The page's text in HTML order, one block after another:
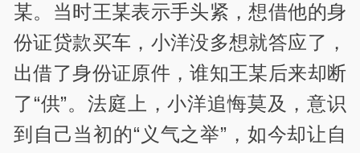
某。当时王某表示手头紧，想借他的身
份证贷款买车，小洋没多想就答应了，
出借了身份证原件，谁知王某后来却断
了“供”。法庭上，小洋追悔莫及，意识
到自己当初的“义气之举”，如今却让自